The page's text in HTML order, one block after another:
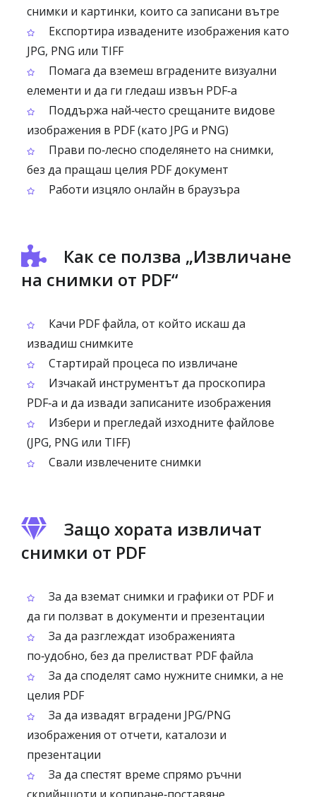
снимки и картинки, които са записани вътре
Експортира извадените изображения като
JPG, PNG или TIFF
Помага да вземеш вградените визуални
елементи и да ги гледаш извън PDF‑а
Поддържа най‑често срещаните видове
изображения в PDF (като JPG и PNG)
Прави по‑лесно споделянето на снимки,
без да пращаш целия PDF документ
Работи изцяло онлайн в браузъра
Как се ползва „Извличане
на снимки от PDF“
Качи PDF файла, от който искаш да
извадиш снимките
Стартирай процеса по извличане
Изчакай инструментът да проскопира
PDF‑а и да извади записаните изображения
Избери и прегледай изходните файлове
(JPG, PNG или TIFF)
Свали извлечените снимки
Защо хората извличат
снимки от PDF
За да вземат снимки и графики от PDF и
да ги ползват в документи и презентации
За да разглеждат изображенията
по‑удобно, без да прелистват PDF файла
За да споделят само нужните снимки, а не
целия PDF
За да извадят вградени JPG/PNG
изображения от отчети, каталози и
презентации
За да спестят време спрямо ръчни